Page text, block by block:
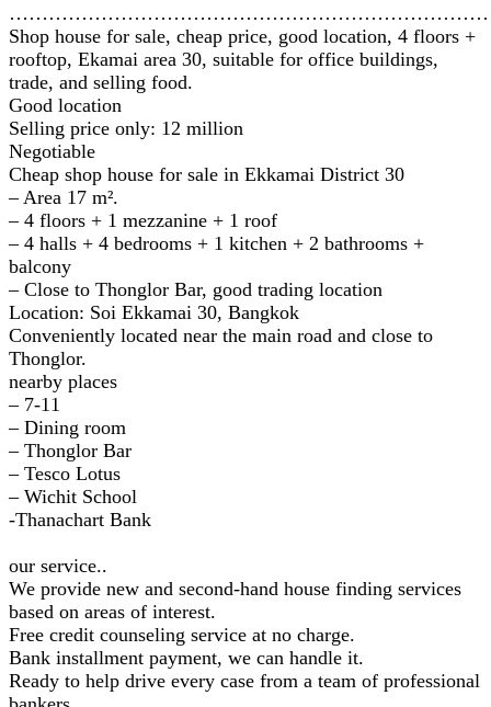
Shop house for sale, cheap price, good location, 4 floors +
rooftop, Ekamai area 30, suitable for office buildings,
trade, and selling food.
Good location
Selling price only: 12 million
Negotiable
Cheap shop house for sale in Ekkamai District 30
– Area 17 m².
– 4 floors + 1 mezzanine + 1 roof
– 4 halls + 4 bedrooms + 1 kitchen + 2 bathrooms +
balcony
– Close to Thonglor Bar, good trading location
Location: Soi Ekkamai 30, Bangkok
Conveniently located near the main road and close to
Thonglor.
nearby places
– 7-11
– Dining room
– Thonglor Bar
– Tesco Lotus
– Wichit School
-Thanachart Bank
our service..
We provide new and second-hand house finding services
based on areas of interest.
Free credit counseling service at no charge.
Bank installment payment, we can handle it.
Ready to help drive every case from a team of professional